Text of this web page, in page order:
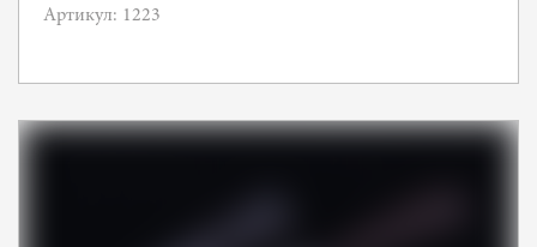
Артикул: 1223